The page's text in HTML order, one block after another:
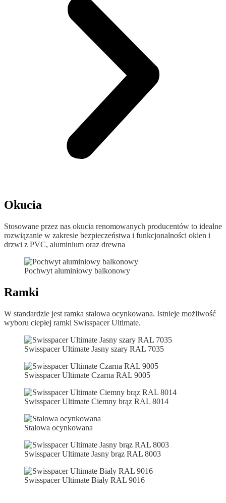
Okucia
Stosowane przez nas okucia renomowanych producentów to idealne
rozwiązanie w zakresie bezpieczeństwa i funkcjonalności okien i
drzwi z PVC, aluminium oraz drewna
Pochwyt aluminiowy balkonowy
Ramki
W standardzie jest ramka stalowa ocynkowana. Istnieje możliwość
wyboru ciepłej ramki Swisspacer Ultimate.
Swisspacer Ultimate Jasny szary RAL 7035
Swisspacer Ultimate Czarna RAL 9005
Swisspacer Ultimate Ciemny brąz RAL 8014
Stalowa ocynkowana
Swisspacer Ultimate Jasny brąz RAL 8003
Swisspacer Ultimate Biały RAL 9016